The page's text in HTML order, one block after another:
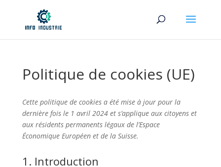
Politique de cookies (UE)
Cette politique de cookies a été mise à jour pour la
dernière fois le 1 avril 2024 et s’applique aux citoyens et
aux résidents permanents légaux de l’Espace
Économique Européen et de la Suisse.
1. Introduction